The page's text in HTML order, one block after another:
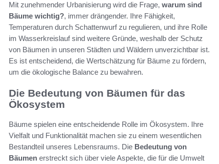
Mit zunehmender Urbanisierung wird die Frage, warum sind
Bäume wichtig?, immer drängender. Ihre Fähigkeit,
Temperaturen durch Schattenwurf zu regulieren, und ihre Rolle
im Wasserkreislauf sind weitere Gründe, weshalb der Schutz
von Bäumen in unseren Städten und Wäldern unverzichtbar ist.
Es ist entscheidend, die Wertschätzung für Bäume zu fördern,
um die ökologische Balance zu bewahren.
Die Bedeutung von Bäumen für das
Ökosystem
Bäume spielen eine entscheidende Rolle im Ökosystem. Ihre
Vielfalt und Funktionalität machen sie zu einem wesentlichen
Bestandteil unseres Lebensraums. Die Bedeutung von
Bäumen erstreckt sich über viele Aspekte, die für die Umwelt